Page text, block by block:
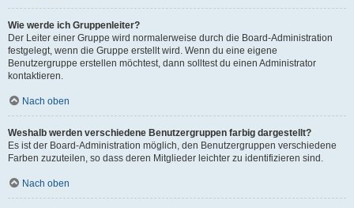
Wie werde ich Gruppenleiter?
Der Leiter einer Gruppe wird normalerweise durch die Board-Administration
festgelegt, wenn die Gruppe erstellt wird. Wenn du eine eigene
Benutzergruppe erstellen möchtest, dann solltest du einen Administrator
kontaktieren.
Nach oben
Weshalb werden verschiedene Benutzergruppen farbig dargestellt?
Es ist der Board-Administration möglich, den Benutzergruppen verschiedene
Farben zuzuteilen, so dass deren Mitglieder leichter zu identifizieren sind.
Nach oben